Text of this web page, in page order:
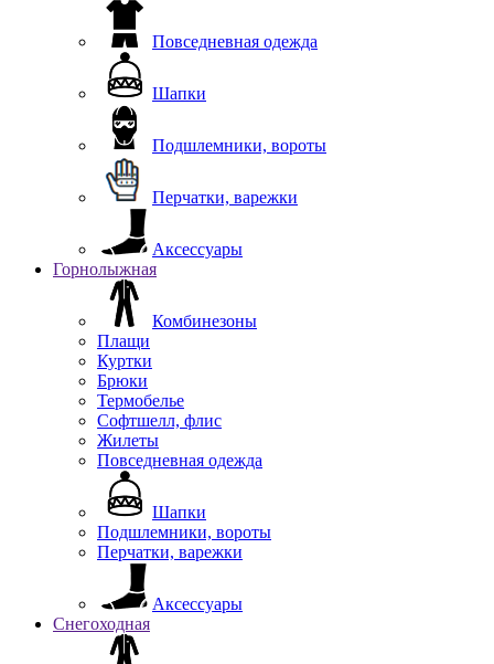
Повседневная одежда
Шапки
Подшлемники, вороты
Перчатки, варежки
Аксессуары
Горнолыжная
Комбинезоны
Плащи
Куртки
Брюки
Термобелье
Софтшелл, флис
Жилеты
Повседневная одежда
Шапки
Подшлемники, вороты
Перчатки, варежки
Аксессуары
Снегоходная